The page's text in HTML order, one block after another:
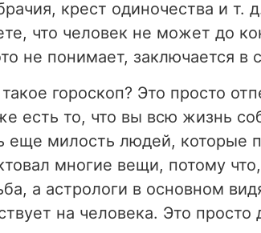
крест одиночества и
что человек не может до
не понимает, заключается
гороскоп? Это просто
есть то, что вы всю жизнь
еще милость людей, которые
многие вещи, потому
а астрологи в основном
на человека. Это просто